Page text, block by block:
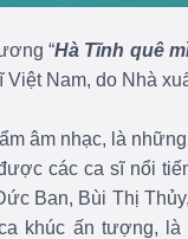
“Hà Tĩnh quê
Nam, do Nhà
âm nhạc, là
các ca sĩ nổi
Ban, Bùi Thị
khúc ấn tượng, là